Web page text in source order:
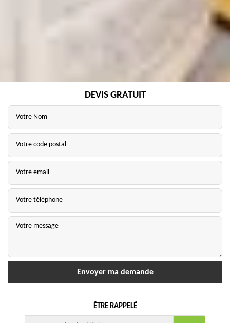
DEVIS GRATUIT
ÊTRE RAPPELÉ